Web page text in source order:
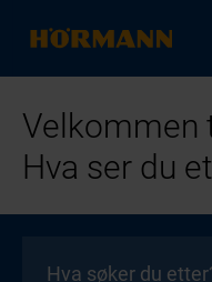
Velkommen
Hva ser du